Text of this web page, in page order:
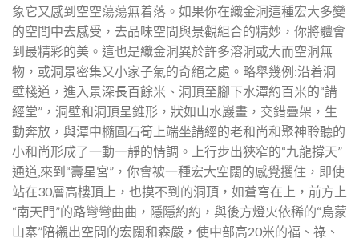
象它又感到空空蕩蕩無着落。如果你在織金洞這種宏大多變
的空間中去感受，去品味空間與景觀組合的精妙，你將體會
到最精彩的美。這也是織金洞異於許多溶洞或大而空洞無
物，或洞景密集又小家子氣的奇絕之處。略舉幾例:沿着洞
壁棧道，進入景深長百餘米、洞頂至腳下水潭約百米的“講
經堂”，洞壁和洞頂呈錐形，狀如山水巖畫，交錯疊架，生
動奔放，與潭中橢圓石筍上端坐講經的老和尚和聚神聆聽的
小和尚形成了一動一靜的情調。上行步出狹窄的“九龍撐天”
通道,來到“壽星宮”，你會被一種宏大空闊的感覺攫住，即使
站在30層高樓頂上，也摸不到的洞頂，如蒼穹在上，前方上
“南天門”的路彎彎曲曲，隱隱約約，與後方燈火依稀的“烏蒙
山寨”陪襯出空間的宏闊和森嚴，使中部高20米的福、祿、